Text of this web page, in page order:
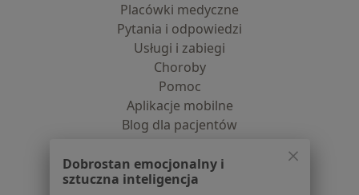
Placówki medyczne
Pytania i odpowiedzi
Usługi i zabiegi
Choroby
Pomoc
Aplikacje mobilne
Blog dla pacjentów
Dla profesjonalistów
Cennik
Dobrostan emocjonalny i
sztuczna inteligencja